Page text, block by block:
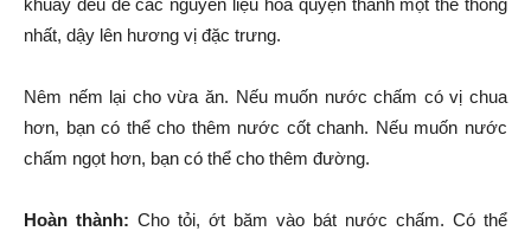
khuấy đều để các nguyên liệu hòa quyện thành một thể thống
nhất, dậy lên hương vị đặc trưng.
Nêm nếm lại cho vừa ăn. Nếu muốn nước chấm có vị chua
hơn, bạn có thể cho thêm nước cốt chanh. Nếu muốn nước
chấm ngọt hơn, bạn có thể cho thêm đường.
Hoàn thành: Cho tỏi, ớt băm vào bát nước chấm. Có thể